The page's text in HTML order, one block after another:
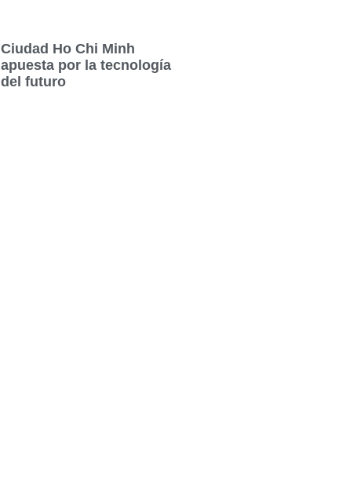
Ciudad Ho Chi Minh
apuesta por la tecnología
del futuro